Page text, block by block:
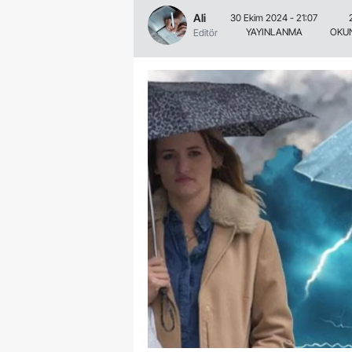
Ali
Editör
30 Ekim 2024 - 21:07
YAYINLANMA